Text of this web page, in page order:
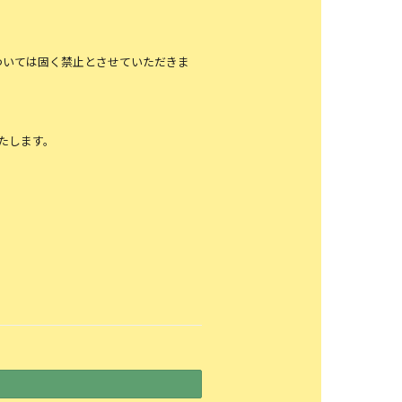
ては固く禁⽌とさせていただきま
ます。